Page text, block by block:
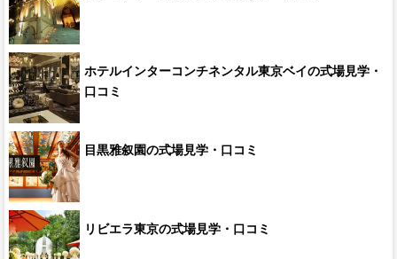
ホテルインターコンチネンタル東京ベイの式場見学・
口コミ
目黒雅叙園の式場見学・口コミ
リビエラ東京の式場見学・口コミ